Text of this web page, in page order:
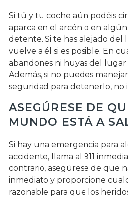
Si tú y tu coche aún podéis
aparca en el arcén o en
detente. Si te has alejado del
vuelve a él si es posible. En
abandones ni huyas del
Además, si no puedes
seguridad para detenerlo, no
ASEGÚRESE DE
MUNDO ESTÁ A
Si hay una emergencia para
accidente, llama al 911
contrario, asegúrese de que
inmediato y proporcione
razonable para que los